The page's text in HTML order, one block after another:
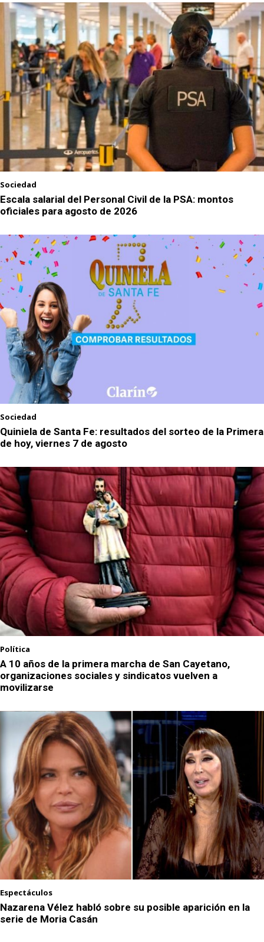
Sociedad
Escala salarial del Personal Civil de la PSA: montos
oficiales para agosto de 2026
Sociedad
Quiniela de Santa Fe: resultados del sorteo de la Primera
de hoy, viernes 7 de agosto
Política
A 10 años de la primera marcha de San Cayetano,
organizaciones sociales y sindicatos vuelven a
movilizarse
Espectáculos
Nazarena Vélez habló sobre su posible aparición en la
serie de Moria Casán